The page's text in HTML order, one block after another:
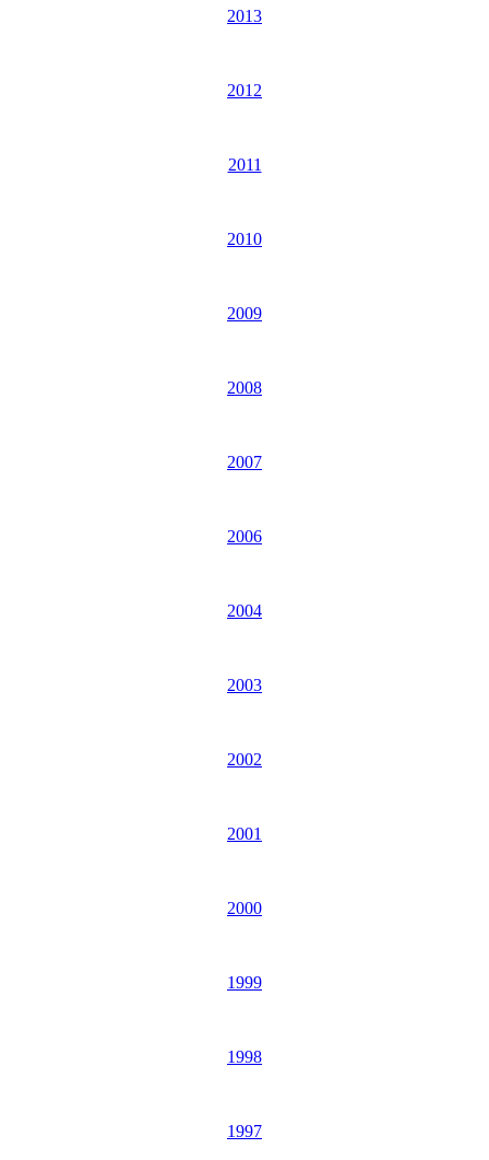
2013
2012
2011
2010
2009
2008
2007
2006
2004
2003
2002
2001
2000
1999
1998
1997